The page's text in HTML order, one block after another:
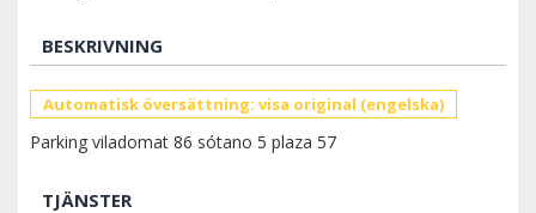
BESKRIVNING
Automatisk översättning: visa original (engelska)
Parking viladomat 86 sótano 5 plaza 57
TJÄNSTER